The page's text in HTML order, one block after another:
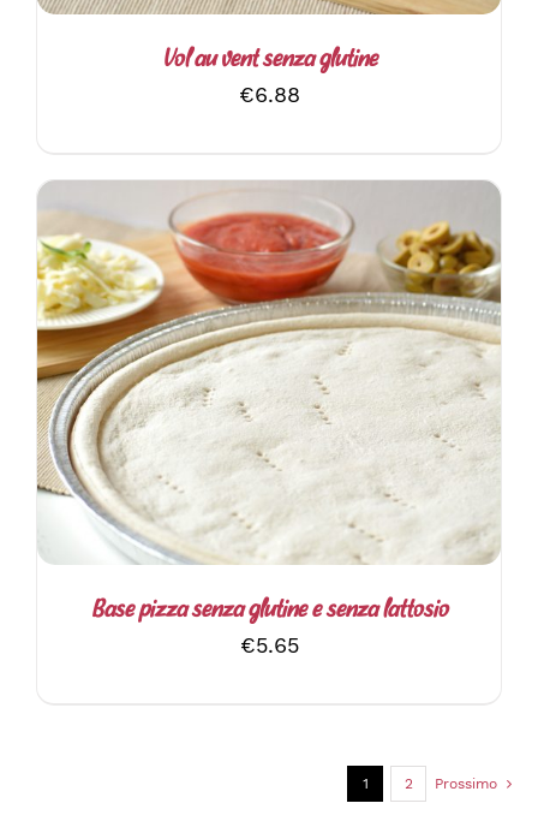
Vol au vent senza glutine
€6.88
AGGIUNGI AL CARRELLO DETTAGLI
Base pizza senza glutine e senza lattosio
€5.65
1 2 Prossimo